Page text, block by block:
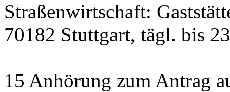
Straßenwirtschaft:
70182 Stuttgart, tägl. bis
15 Anhörung zum Antrag